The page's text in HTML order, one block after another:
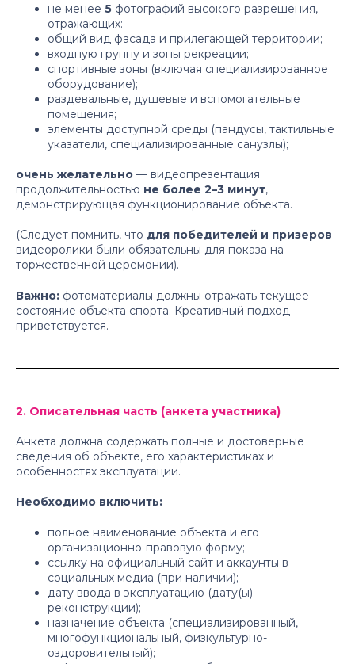
не менее 5 фотографий высокого разрешения,
отражающих:
общий вид фасада и прилегающей территории;
входную группу и зоны рекреации;
спортивные зоны (включая специализированное
оборудование);
раздевальные, душевые и вспомогательные
помещения;
элементы доступной среды (пандусы, тактильные
указатели, специализированные санузлы);
очень желательно — видеопрезентация
продолжительностью не более 2–3 минут,
демонстрирующая функционирование объекта.
(Следует помнить, что для победителей и призеров
видеоролики были обязательны для показа на
торжественной церемонии).
Важно: фотоматериалы должны отражать текущее
состояние объекта спорта. Креативный подход
приветствуется.
2. Описательная часть (анкета участника)
Анкета должна содержать полные и достоверные
сведения об объекте, его характеристиках и
особенностях эксплуатации.
Необходимо включить:
полное наименование объекта и его
организационно-правовую форму;
ссылку на официальный сайт и аккаунты в
социальных медиа (при наличии);
дату ввода в эксплуатацию (дату(ы)
реконструкции);
назначение объекта (специализированный,
многофункциональный, физкультурно-
оздоровительный);